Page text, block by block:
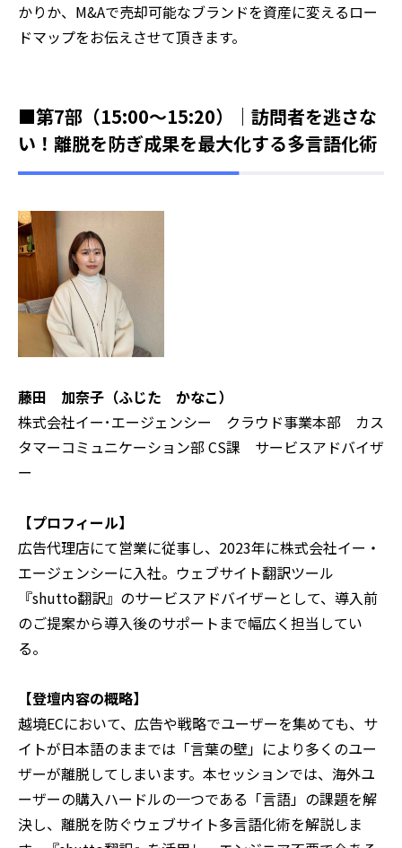
かりか、M&Aで売却可能なブランドを資産に変えるロー
ドマップをお伝えさせて頂きます。
■第7部（15:00～15:20）｜訪問者を逃さな
い！離脱を防ぎ成果を最大化する多言語化術
藤田 加奈子（ふじた かなこ）
株式会社イー･エージェンシー クラウド事業本部 カス
タマーコミュニケーション部 CS課 サービスアドバイザ
ー
【プロフィール】
広告代理店にて営業に従事し、2023年に株式会社イー・
エージェンシーに入社。ウェブサイト翻訳ツール
『shutto翻訳』のサービスアドバイザーとして、導入前
のご提案から導入後のサポートまで幅広く担当してい
る。
【登壇内容の概略】
越境ECにおいて、広告や戦略でユーザーを集めても、サ
イトが日本語のままでは「言葉の壁」により多くのユー
ザーが離脱してしまいます。本セッションでは、海外ユ
ーザーの購入ハードルの一つである「言語」の課題を解
決し、離脱を防ぐウェブサイト多言語化術を解説しま